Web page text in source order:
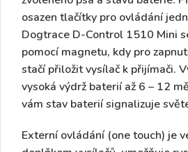
osazen tlačítky pro ovládání
Dogtrace D-Control 1510 Mini
pomocí magnetu, kdy pro
stačí přiložit vysílač k přijímači.
vysoká výdrž baterií až 6 – 12
vám stav baterií signalizuje
Externí ovládání (one touch) je